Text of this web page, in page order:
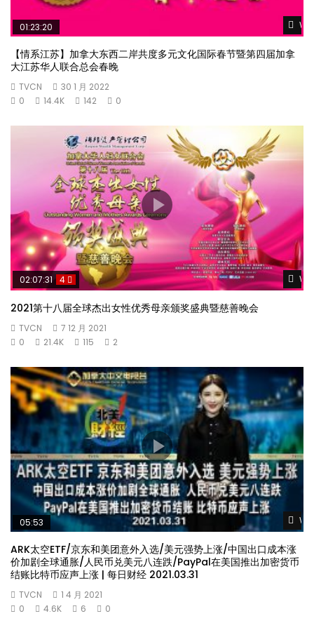
01:23:20
【情系江苏】加拿大东西二岸共度多元文化国际春节暨第四届加拿
大江苏华人联合总会春晚
TVCN
30 1 月 2022
0
14.4K 142 0
02:07:31 4
2021第十八届全球杰出女性优秀母亲颁奖盛典暨慈善晚会
TVCN
7 12 月 2021
0
21.4K 115 2
05:53
ARK太空ETF/京东和美团意外入选/美元强势上涨/中国出口成本涨
价加剧全球通胀/人民币兑美元八连跌/PayPal在美国推出加密货币
结账比特币应声上涨 | 每日财经 2021.03.31
TVCN
1 4 月 2021
0
4.6K 6 0